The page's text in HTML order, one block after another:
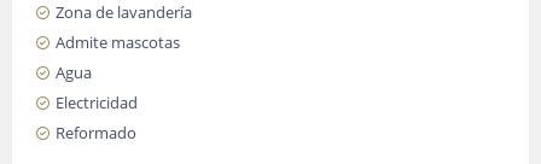
Zona de lavandería
Admite mascotas
Agua
Electricidad
Reformado